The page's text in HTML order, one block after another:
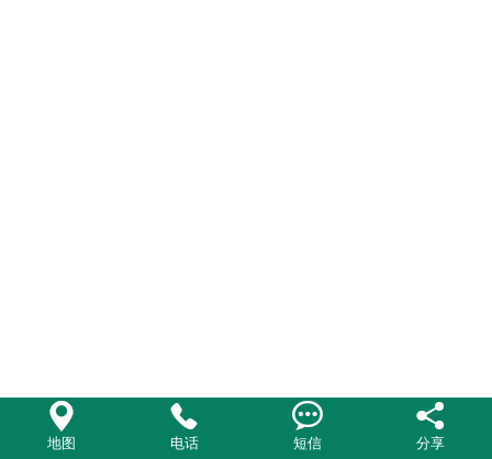

地图

电话

短信

分享